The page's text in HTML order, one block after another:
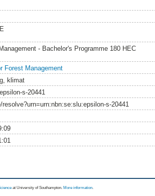
- Bachelor's Programme 180 HEC
Forest Management
klimat
s-20441
resolve?urn=urn:nbn:se:slu:epsilon-s-20441
at University of Southampton. More information.